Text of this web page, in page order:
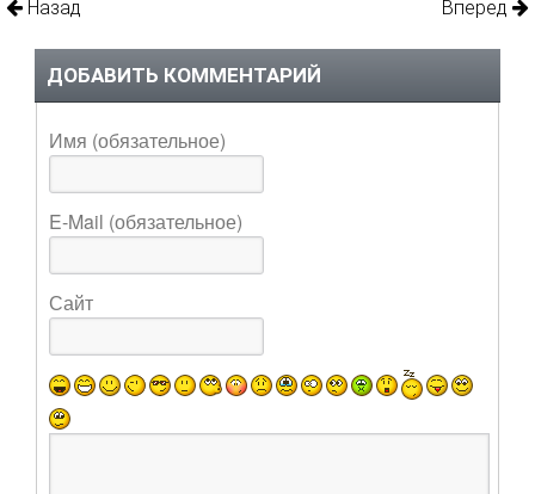
Назад Вперед
ДОБАВИТЬ КОММЕНТАРИЙ
Имя (обязательное)
E-Mail (обязательное)
Сайт